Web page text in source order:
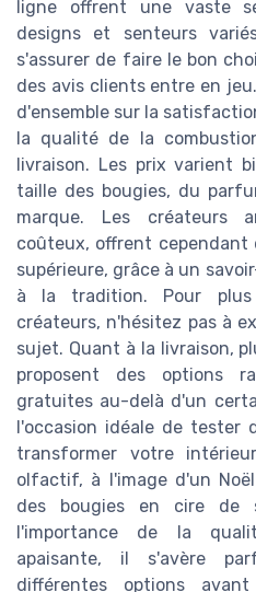
ligne offrent une vaste
designs et senteurs
s'assurer de faire le bon
des avis clients entre en
d'ensemble sur la
la qualité de la
livraison. Les prix varient
taille des bougies, du
marque. Les créateurs
coûteux, offrent
supérieure, grâce à un
à la tradition. Pour
créateurs, n'hésitez pas à
sujet. Quant à la livraison,
proposent des options
gratuites au-delà d'un
l'occasion idéale de tester
transformer votre
olfactif, à l'image d'un
des bougies en cire de
l'importance de la
apaisante, il s'avère
différentes options